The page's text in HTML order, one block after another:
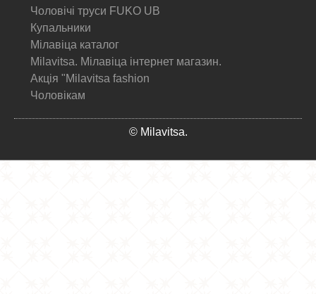
Чоловічі труси FUKO UB
Купальники
Мілавіца каталог
Milavitsa. Мілавіца інтернет магазин.
Акція "Milavitsa fashion
Чоловікам
© Milavitsa.